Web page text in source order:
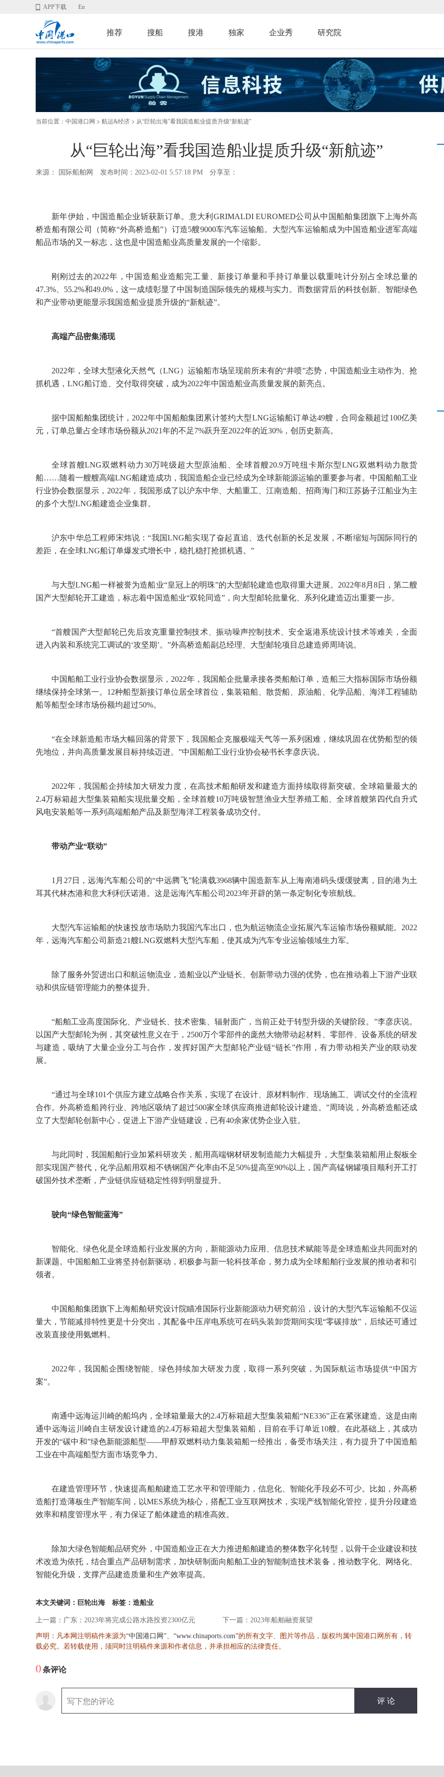
APP下载 En
推荐 搜船 搜港 独家 企业秀 研究院
当前位置： 中国港口网 > 航运&经济 > 从“巨轮出海”看我国造船业提质升级“新航迹”
从“巨轮出海”看我国造船业提质升级“新航迹”
来源： 国际船舶网 发布时间：2023-02-01 5:57:18 PM 分享至：
新年伊始，中国造船企业斩获新订单。意大利GRIMALDI EUROMED公司从中国船舶集团旗下上海外高
桥造船有限公司（简称“外高桥造船”）订造5艘9000车汽车运输船。大型汽车运输船成为中国造船业进军高端
船品市场的又一标志，这也是中国造船业高质量发展的一个缩影。
刚刚过去的2022年，中国造船业造船完工量、新接订单量和手持订单量以载重吨计分别占全球总量的
47.3%、55.2%和49.0%，这一成绩彰显了中国制造国际领先的规模与实力。而数据背后的科技创新、智能绿色
和产业带动更能显示我国造船业提质升级的“新航迹”。
高端产品密集涌现
2022年，全球大型液化天然气（LNG）运输船市场呈现前所未有的“井喷”态势，中国造船业主动作为、抢
抓机遇，LNG船订造、交付取得突破，成为2022年中国造船业高质量发展的新亮点。
据中国船舶集团统计，2022年中国船舶集团累计签约大型LNG运输船订单达49艘，合同金额超过100亿美
元，订单总量占全球市场份额从2021年的不足7%跃升至2022年的近30%，创历史新高。
全球首艘LNG双燃料动力30万吨级超大型原油船、全球首艘20.9万吨纽卡斯尔型LNG双燃料动力散货
船……随着一艘艘高端LNG船建造成功，我国造船企业已经成为全球新能源运输的重要参与者。中国船舶工业
行业协会数据显示，2022年，我国形成了以沪东中华、大船重工、江南造船、招商海门和江苏扬子江船业为主
的多个大型LNG船建造企业集群。
沪东中华总工程师宋炜说：“我国LNG船实现了奋起直追、迭代创新的长足发展，不断缩短与国际同行的
差距，在全球LNG船订单爆发式增长中，稳扎稳打抢抓机遇。”
与大型LNG船一样被誉为造船业“皇冠上的明珠”的大型邮轮建造也取得重大进展。2022年8月8日，第二艘
国产大型邮轮开工建造，标志着中国造船业“双轮同造”，向大型邮轮批量化、系列化建造迈出重要一步。
“首艘国产大型邮轮已先后攻克重量控制技术、振动噪声控制技术、安全返港系统设计技术等难关，全面
进入内装和系统完工调试的‘攻坚期’。”外高桥造船副总经理、大型邮轮项目总建造师周琦说。
中国船舶工业行业协会数据显示，2022年，我国船企批量承接各类船舶订单，造船三大指标国际市场份额
继续保持全球第一。12种船型新接订单位居全球首位，集装箱船、散货船、原油船、化学品船、海洋工程辅助
船等船型全球市场份额均超过50%。
“在全球新造船市场大幅回落的背景下，我国船企克服极端天气等一系列困难，继续巩固在优势船型的领
先地位，并向高质量发展目标持续迈进。”中国船舶工业行业协会秘书长李彦庆说。
2022年，我国船企持续加大研发力度，在高技术船舶研发和建造方面持续取得新突破。全球箱量最大的
2.4万标箱超大型集装箱船实现批量交船，全球首艘10万吨级智慧渔业大型养殖工船、全球首艘第四代自升式
风电安装船等一系列高端船舶产品及新型海洋工程装备成功交付。
带动产业“联动”
1月27日，远海汽车船公司的“中远腾飞”轮满载3968辆中国造新车从上海南港码头缓缓驶离，目的港为土
耳其代林杰港和意大利利沃诺港。这是远海汽车船公司2023年开辟的第一条定制化专班航线。
大型汽车运输船的快速投放市场助力我国汽车出口，也为航运物流企业拓展汽车运输市场份额赋能。2022
年，远海汽车船公司新造21艘LNG双燃料大型汽车船，使其成为汽车专业运输领域生力军。
除了服务外贸进出口和航运物流业，造船业以产业链长、创新带动力强的优势，也在推动着上下游产业联
动和供应链管理能力的整体提升。
“船舶工业高度国际化、产业链长、技术密集、辐射面广，当前正处于转型升级的关键阶段。”李彦庆说。
以国产大型邮轮为例，其突破性意义在于，2500万个零部件的庞然大物带动起材料、零部件、设备系统的研发
与建造，吸纳了大量企业分工与合作，发挥好国产大型邮轮产业链“链长”作用，有力带动相关产业的联动发
展。
“通过与全球101个供应方建立战略合作关系，实现了在设计、原材料制作、现场施工、调试交付的全流程
合作。外高桥造船跨行业、跨地区吸纳了超过500家全球供应商推进邮轮设计建造。”周琦说，外高桥造船还成
立了大型邮轮创新中心，促进上下游产业链建设，已有40余家优势企业入驻。
与此同时，我国船舶行业加紧科研攻关，船用高端钢材研发制造能力大幅提升，大型集装箱船用止裂板全
部实现国产替代，化学品船用双相不锈钢国产化率由不足50%提高至90%以上，国产高锰钢罐项目顺利开工打
破国外技术垄断，产业链供应链稳定性得到明显提升。
驶向“绿色智能蓝海”
智能化、绿色化是全球造船行业发展的方向，新能源动力应用、信息技术赋能等是全球造船业共同面对的
新课题。中国船舶工业将坚持创新驱动，积极参与新一轮科技革命，努力成为全球船舶行业发展的推动者和引
领者。
中国船舶集团旗下上海船舶研究设计院瞄准国际行业新能源动力研究前沿，设计的大型汽车运输船不仅运
量大，节能减排特性更是十分突出，其配备中压岸电系统可在码头装卸货期间实现“零碳排放”，后续还可通过
改装直接使用氨燃料。
2022年，我国船企围绕智能、绿色持续加大研发力度，取得一系列突破，为国际航运市场提供“中国方
案”。
南通中远海运川崎的船坞内，全球箱量最大的2.4万标箱超大型集装箱船“NE336”正在紧张建造。这是由南
通中远海运川崎自主研发设计建造的2.4万标箱超大型集装箱船，目前在手订单近10艘。在此基础上，其成功
开发的“碳中和”绿色新能源船型——甲醇双燃料动力集装箱船一经推出，备受市场关注，有力提升了中国造船
工业在中高端船型方面市场竞争力。
在建造管理环节，快速提高船舶建造工艺水平和管理能力，信息化、智能化手段必不可少。比如，外高桥
造船打造薄板生产智能车间，以MES系统为核心，搭配工业互联网技术，实现产线智能化管控，提升分段建造
效率和精度管理水平，有力保证了船体建造的精准高效。
除加大绿色智能船品研究外，中国造船业正在大力推进船舶建造的整体数字化转型，以骨干企业建设和技
术改造为依托，结合重点产品研制需求，加快研制面向船舶工业的智能制造技术装备，推动数字化、网络化、
智能化升级，支撑产品建造质量和生产效率提高。
本文关键词：巨轮出海 标签：造船业
上一篇：广东：2023年将完成公路水路投资2300亿元 下一篇：2023年船舶融资展望
声明：凡本网注明稿件来源为“中国港口网”、 “www.chinaports.com”的所有文字、图片等作品，版权均属中国港口网所有，转
载必究。若转载使用，须同时注明稿件来源和作者信息，并承担相应的法律责任。
0条评论